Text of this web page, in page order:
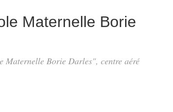
Maternelle Borie
Maternelle Borie Darles", centre aéré